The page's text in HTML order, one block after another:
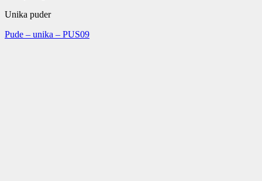
Unika puder
Pude – unika – PUS09